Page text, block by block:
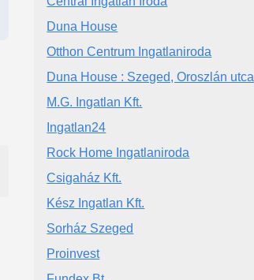
Duna House
Otthon Centrum Ingatlaniroda
Duna House : Szeged, Oroszlán utca
M.G. Ingatlan Kft.
Ingatlan24
Rock Home Ingatlaniroda
Csigaház Kft.
Kész Ingatlan Kft.
Sorház Szeged
Proinvest